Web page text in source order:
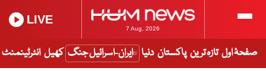
7 Aug, 2026
LIVE
صفحۂ اول تازہ ترین پاکستان دنیا ایران-اسرائیل جنگ کھیل انٹرٹینمنٹ